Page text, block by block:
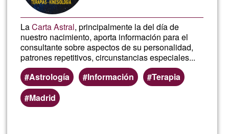
LaCarta Astral, principalmente la del día de
nuestro nacimiento, aporta información para el
consultante sobre aspectos de su personalidad,
patrones repetitivos, circunstancias especiales...
Astrología
Información
Terapia
Madrid